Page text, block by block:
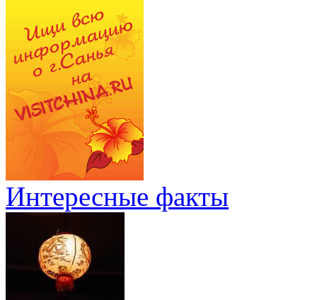
Интересные факты